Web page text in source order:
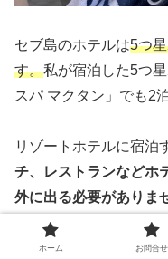
セブ島のホテルは5つ
す。私が宿泊した5つ
スパ マクタン」でも2
リゾートホテルに宿泊
チ、レストランなどホ
外に出る必要がありま
予算を抑えてセブ島旅
ホーム お問合せ